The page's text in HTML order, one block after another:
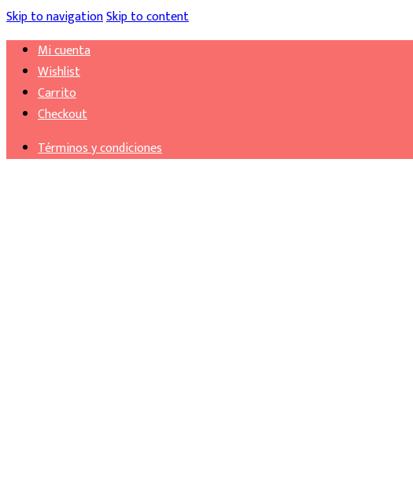
Skip to navigationSkip to content
Mi cuenta
Wishlist
Carrito
Checkout
Términos y condiciones